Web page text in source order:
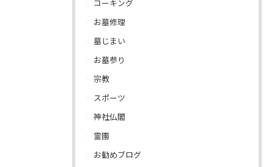
コーキング
お墓修理
墓じまい
お墓参り
宗教
スポーツ
神社仏閣
霊園
お勧めブログ